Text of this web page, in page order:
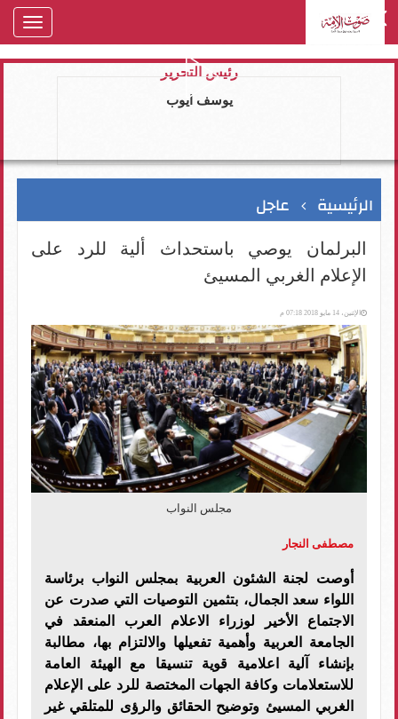
رئيس التحرير
يوسف ايوب
الرئيسية عاجل
البرلمان يوصي باستحداث ألية للرد على
الإعلام الغربي المسيئ
الإثنين، 14 مايو 2018 07:18 م
مجلس النواب
مصطفى النجار
أوصت لجنة الشئون العربية بمجلس النواب برئاسة
اللواء سعد الجمال، بتثمين التوصيات التي صدرت عن
الاجتماع الأخير لوزراء الاعلام العرب المنعقد في
الجامعة العربية وأهمية تفعيلها والالتزام بها، مطالبة
بإنشاء آلية اعلامية قوية تنسيقا مع الهيئة العامة
للاستعلامات وكافة الجهات المختصة للرد على الإعلام
الغربي المسيئ وتوضيح الحقائق والرؤى للمتلقي غير